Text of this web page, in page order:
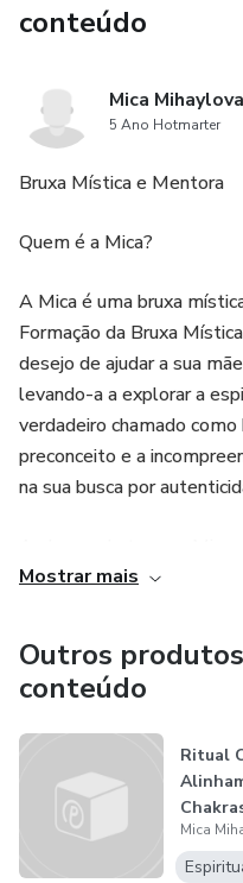
conteúdo
Mica Mihaylova
5 Ano Hotmarter
Bruxa Mística e Mentora
Quem é a Mica?
A Mica é uma bruxa
Formação da Bruxa
desejo de ajudar a sua
levando-a a explorar a
verdadeiro chamado
preconceito e a
na sua busca por
infoprodutos e oferece as
meditação e autocuidado.
pessoas a abraçarem a
suas emoções e a viverem
empoderada.
A Mica enfrentou
incluindo o medo do
apoio, mas encontrou
Mostrar mais
Outros
conteúdo
Ritual
Mica